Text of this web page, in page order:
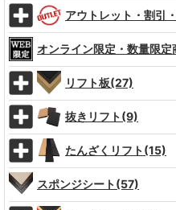
アウトレット・割引
オンライン限定・数量限
リフト板(27)
抜きリフト(9)
たんざくリフト(15)
スポンジシート(57)